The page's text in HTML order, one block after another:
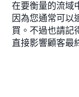
在要衡量的流域
因為您通常可以
買。不過也請記
直接影響顧客最